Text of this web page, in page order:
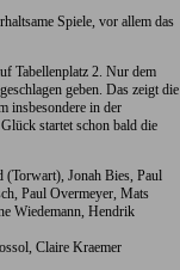
Spiele, vor allem das
Tabellenplatz 2. Nur dem
geben. Das zeigt die
insbesondere in der
startet schon bald die
Jonah Bies, Paul
Paul Overmeyer, Mats
Wiedemann, Hendrik
Claire Kraemer